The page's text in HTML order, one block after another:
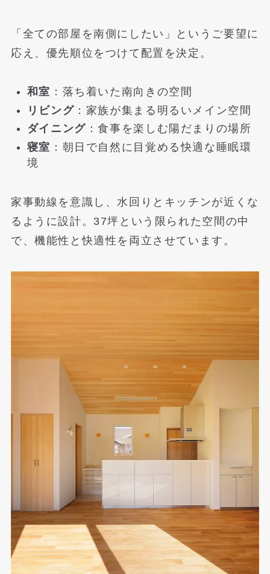
「全ての部屋を南側にしたい」というご要望に
応え、優先順位をつけて配置を決定。
和室 ：落ち着いた南向きの空間
リビング ：家族が集まる明るいメイン空間
ダイニング ：食事を楽しむ陽だまりの場所
寝室 ：朝日で自然に目覚める快適な睡眠環
境
家事動線を意識し、水回りとキッチンが近くな
るように設計。37坪という限られた空間の中
で、機能性と快適性を両立させています。